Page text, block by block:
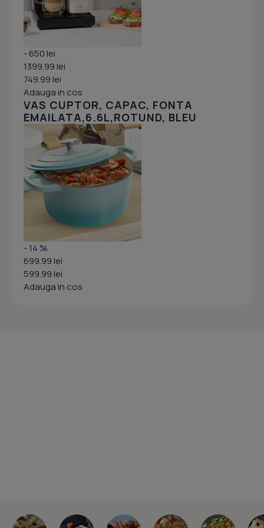
- 650 lei
1399.99 lei
749.99 lei
Adauga in cos
VAS CUPTOR, CAPAC, FONTA
EMAILATA,6.6L,ROTUND, BLEU
- 14 %
699.99 lei
599.99 lei
Adauga in cos